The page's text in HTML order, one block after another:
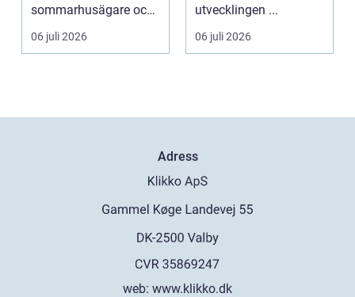
sommarhusägare och
bosta...
06 juli 2026
utvecklingen ...
06 juli 2026
Adress
web: www.klikko.dk